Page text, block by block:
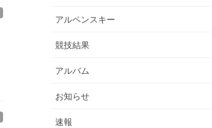
アルペンスキー
競技結果
アルバム
お知らせ
速報